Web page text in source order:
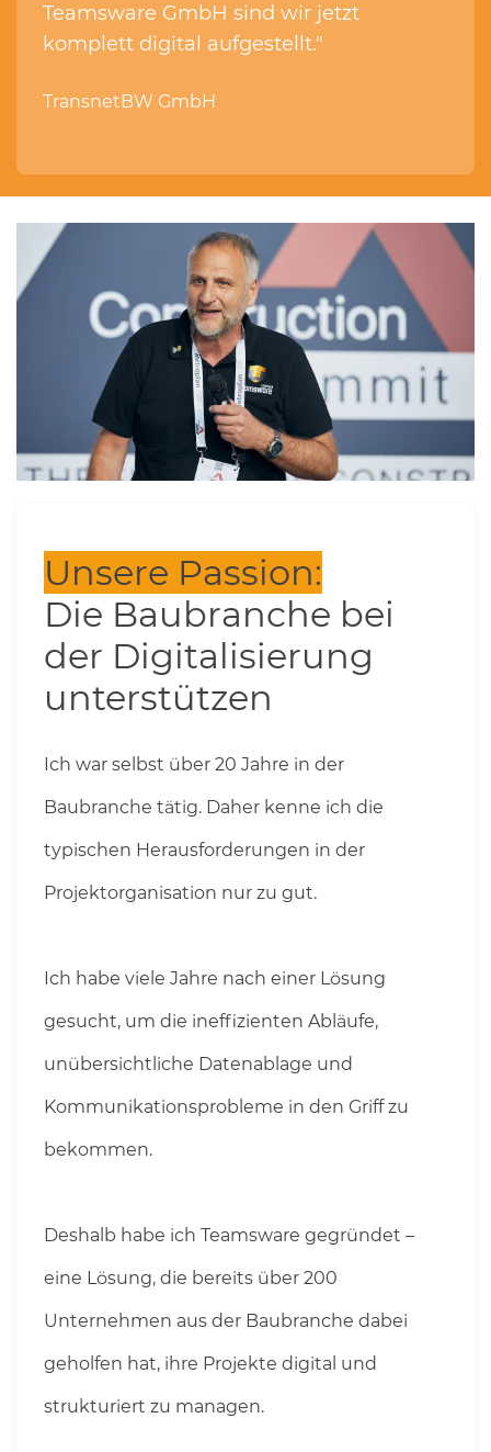
Teamsware GmbH sind wir jetzt
komplett digital aufgestellt."
TransnetBW GmbH
Unsere Passion:
Die Baubranche bei
der Digitalisierung
unterstützen
Ich war selbst über 20 Jahre in der
Baubranche tätig. Daher kenne ich die
typischen Herausforderungen in der
Projektorganisation nur zu gut.
Ich habe viele Jahre nach einer Lösung
gesucht, um die ineffizienten Abläufe,
unübersichtliche Datenablage und
Kommunikationsprobleme in den Griff zu
bekommen.
Deshalb habe ich Teamsware gegründet –
eine Lösung, die bereits über 200
Unternehmen aus der Baubranche dabei
geholfen hat, ihre Projekte digital und
strukturiert zu managen.